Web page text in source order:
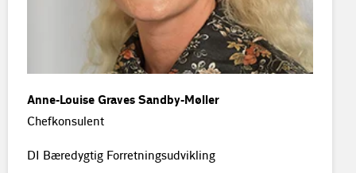
Anne-Louise Graves Sandby-Møller
Chefkonsulent
DI Bæredygtig Forretningsudvikling